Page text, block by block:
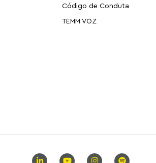
Código de Conduta
TEMM VOZ